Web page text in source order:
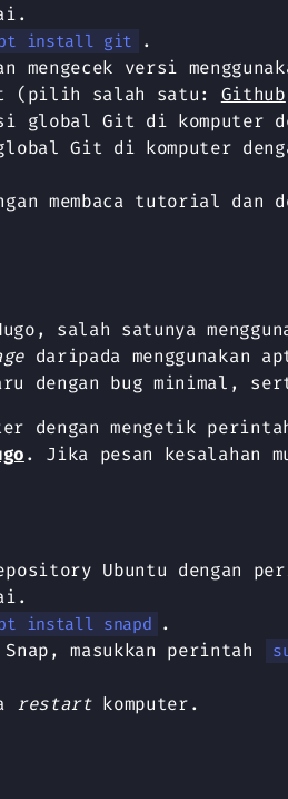
install git .
versi
(pilih salah satu: Github
global Git di komputer
Git di komputer
membaca tutorial dan
salah satunya
daripada menggunakan
dengan bug minimal,
dengan mengetik
. Jika pesan kesalahan
Ubuntu dengan
install snapd .
masukkan perintah
restartkomputer.